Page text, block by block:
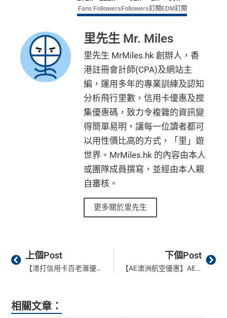
Fans Followers Followers訂閱 EDM訂閱
里先生 Mr. Miles
里先生 MrMiles.hk 創辦人，香
港註冊會計師(CPA)及網站主
編，運用多年的專業訓練及認知
分析飛行里數，信用卡優惠及搜
集優惠碼，致力令複雜的資訊變
得簡單易明，讓每一位讀者都可
以用性價比高的方式，「里」遊
世界。MrMiles.hk 的內容由本人
或團隊成員撰寫，並經由本人親
自審核。
更多關於里先生
Prev
上個Post
【渣打信用卡百老滙優惠】於Broadway簽賬享6,000里/$600現金回贈！指定產品低至5折！要登記！
下個Post
【AE澳洲航空優惠】AE信用卡於Qantas簽滿$4,000回$800！優惠要登記！
相關文章：